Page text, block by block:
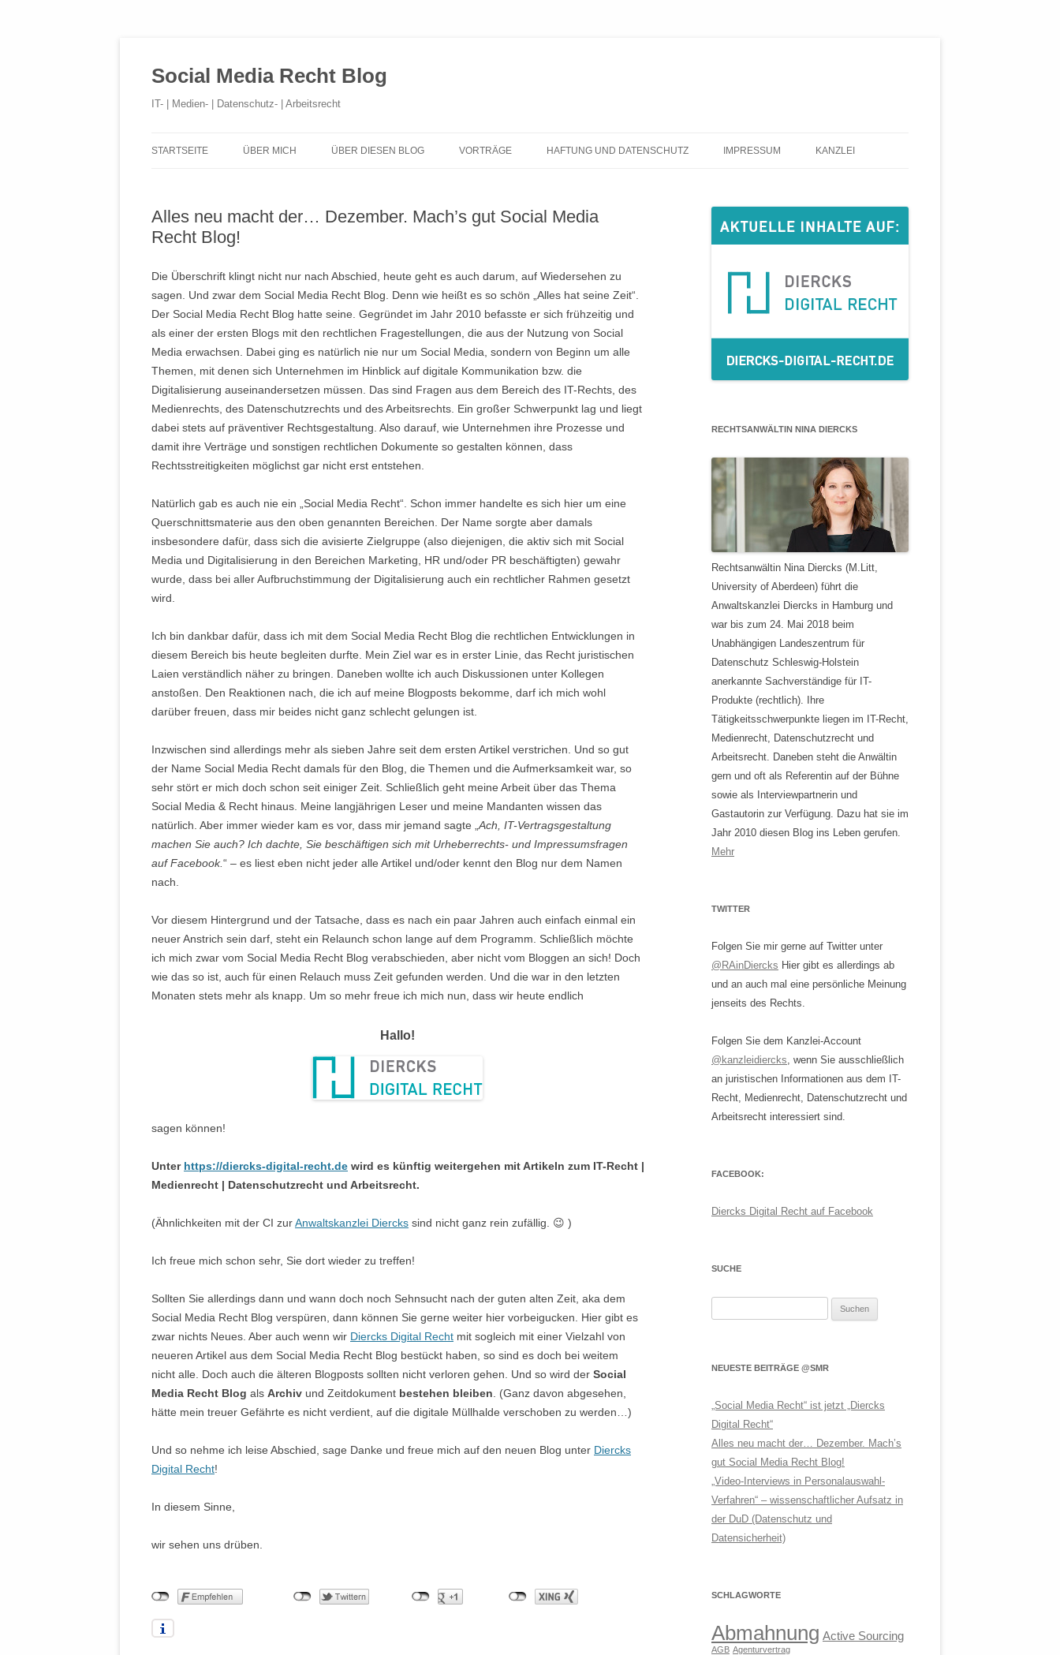
Social Media Recht Blog
IT- | Medien- | Datenschutz- | Arbeitsrecht
Inhalt
STARTSEITE ÜBER MICH ÜBER DIESEN BLOG VORTRÄGE HAFTUNG UND DATENSCHUTZ IMPRESSUM KANZLEI
Alles neu macht der… Dezember. Mach’s gut Social Media
Recht Blog!
Die Überschrift klingt nicht nur nach Abschied, heute geht es auch darum, auf Wiedersehen zu
sagen. Und zwar dem Social Media Recht Blog. Denn wie heißt es so schön „Alles hat seine Zeit“.
Der Social Media Recht Blog hatte seine. Gegründet im Jahr 2010 befasste er sich frühzeitig und
als einer der ersten Blogs mit den rechtlichen Fragestellungen, die aus der Nutzung von Social
Media erwachsen. Dabei ging es natürlich nie nur um Social Media, sondern von Beginn um alle
Themen, mit denen sich Unternehmen im Hinblick auf digitale Kommunikation bzw. die
Digitalisierung auseinandersetzen müssen. Das sind Fragen aus dem Bereich des IT-Rechts, des
Medienrechts, des Datenschutzrechts und des Arbeitsrechts. Ein großer Schwerpunkt lag und liegt
dabei stets auf präventiver Rechtsgestaltung. Also darauf, wie Unternehmen ihre Prozesse und
damit ihre Verträge und sonstigen rechtlichen Dokumente so gestalten können, dass
Rechtsstreitigkeiten möglichst gar nicht erst entstehen.
Natürlich gab es auch nie ein „Social Media Recht“. Schon immer handelte es sich hier um eine
Querschnittsmaterie aus den oben genannten Bereichen. Der Name sorgte aber damals
insbesondere dafür, dass sich die avisierte Zielgruppe (also diejenigen, die aktiv sich mit Social
Media und Digitalisierung in den Bereichen Marketing, HR und/oder PR beschäftigten) gewahr
wurde, dass bei aller Aufbruchstimmung der Digitalisierung auch ein rechtlicher Rahmen gesetzt
wird.
Ich bin dankbar dafür, dass ich mit dem Social Media Recht Blog die rechtlichen Entwicklungen in
diesem Bereich bis heute begleiten durfte. Mein Ziel war es in erster Linie, das Recht juristischen
Laien verständlich näher zu bringen. Daneben wollte ich auch Diskussionen unter Kollegen
anstoßen. Den Reaktionen nach, die ich auf meine Blogposts bekomme, darf ich mich wohl
darüber freuen, dass mir beides nicht ganz schlecht gelungen ist.
Inzwischen sind allerdings mehr als sieben Jahre seit dem ersten Artikel verstrichen. Und so gut
der Name Social Media Recht damals für den Blog, die Themen und die Aufmerksamkeit war, so
sehr stört er mich doch schon seit einiger Zeit. Schließlich geht meine Arbeit über das Thema
Social Media & Recht hinaus. Meine langjährigen Leser und meine Mandanten wissen das
natürlich. Aber immer wieder kam es vor, dass mir jemand sagte „ Ach, IT-Vertragsgestaltung
machen Sie auch? Ich dachte, Sie beschäftigen sich mit Urheberrechts- und Impressumsfragen
auf Facebook.“ – es liest eben nicht jeder alle Artikel und/oder kennt den Blog nur dem Namen
nach.
Vor diesem Hintergrund und der Tatsache, dass es nach ein paar Jahren auch einfach einmal ein
neuer Anstrich sein darf, steht ein Relaunch schon lange auf dem Programm. Schließlich möchte
ich mich zwar vom Social Media Recht Blog verabschieden, aber nicht vom Bloggen an sich! Doch
wie das so ist, auch für einen Relauch muss Zeit gefunden werden. Und die war in den letzten
Monaten stets mehr als knapp. Um so mehr freue ich mich nun, dass wir heute endlich
Hallo!
sagen können!
Unter https://diercks-digital-recht.de wird es künftig weitergehen mit Artikeln zum IT-Recht |
Medienrecht | Datenschutzrecht und Arbeitsrecht.
(Ähnlichkeiten mit der CI zurAnwaltskanzlei Diercks sind nicht ganz rein zufällig. 😉 )
Ich freue mich schon sehr, Sie dort wieder zu treffen!
Sollten Sie allerdings dann und wann doch noch Sehnsucht nach der guten alten Zeit, aka dem
Social Media Recht Blog verspüren, dann können Sie gerne weiter hier vorbeigucken. Hier gibt es
zwar nichts Neues. Aber auch wenn wir Diercks Digital Recht mit sogleich mit einer Vielzahl von
neueren Artikel aus dem Social Media Recht Blog bestückt haben, so sind es doch bei weitem
nicht alle. Doch auch die älteren Blogposts sollten nicht verloren gehen. Und so wird der Social
Media Recht Blog als Archiv und Zeitdokument bestehen bleiben . (Ganz davon abgesehen,
hätte mein treuer Gefährte es nicht verdient, auf die digitale Müllhalde verschoben zu werden…)
Und so nehme ich leise Abschied, sage Danke und freue mich auf den neuen Blog unter Diercks
Digital Recht!
In diesem Sinne,
wir sehen uns drüben.
RECHTSANWÄLTIN NINA DIERCKS
Rechtsanwältin Nina Diercks (M.Litt,
University of Aberdeen) führt die
Anwaltskanzlei Diercks in Hamburg und
war bis zum 24. Mai 2018 beim
Unabhängigen Landeszentrum für
Datenschutz Schleswig-Holstein
anerkannte Sachverständige für IT-
Produkte (rechtlich). Ihre
Tätigkeitsschwerpunkte liegen im IT-Recht,
Medienrecht, Datenschutzrecht und
Arbeitsrecht. Daneben steht die Anwältin
gern und oft als Referentin auf der Bühne
sowie als Interviewpartnerin und
Gastautorin zur Verfügung. Dazu hat sie im
Jahr 2010 diesen Blog ins Leben gerufen.
Mehr
TWITTER
Folgen Sie mir gerne auf Twitter unter
@RAinDiercks Hier gibt es allerdings ab
und an auch mal eine persönliche Meinung
jenseits des Rechts.
Folgen Sie dem Kanzlei-Account
@kanzleidiercks, wenn Sie ausschließlich
an juristischen Informationen aus dem IT-
Recht, Medienrecht, Datenschutzrecht und
Arbeitsrecht interessiert sind.
FACEBOOK:
Diercks Digital Recht auf Facebook
SUCHE
NEUESTE BEITRÄGE @SMR
„Social Media Recht“ ist jetzt „Diercks
Digital Recht“
Alles neu macht der… Dezember. Mach’s
gut Social Media Recht Blog!
„Video-Interviews in Personalauswahl-
Verfahren“ – wissenschaftlicher Aufsatz in
der DuD (Datenschutz und
Datensicherheit)
SCHLAGWORTE
Abmahnung Active Sourcing
AGB Agenturvertrag